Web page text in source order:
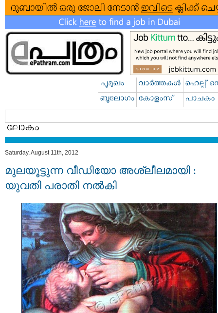
Saturday, August 11th, 2012
മുലയൂട്ടുന്ന വീഡിയോ അശ്ലീലമായി :
യുവതി പരാതി നൽകി